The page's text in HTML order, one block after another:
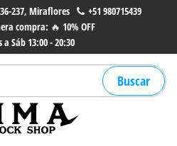
237, Miraflores
+51 980715439
compra: 🔥 10% OFF
a Sáb 13:00 - 20:30
Buscar